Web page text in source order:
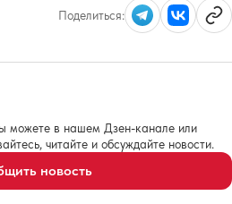
Поделиться:
можете в нашем Дзен-канале или
читайте и обсуждайте новости.
новость